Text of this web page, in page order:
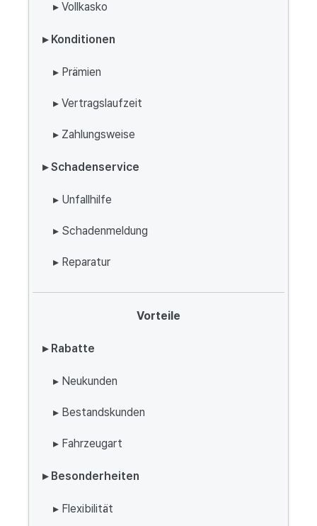
▸ Vollkasko
▸ Konditionen
▸ Prämien
▸ Vertragslaufzeit
▸ Zahlungsweise
▸ Schadenservice
▸ Unfallhilfe
▸ Schadenmeldung
▸ Reparatur
Vorteile
▸ Rabatte
▸ Neukunden
▸ Bestandskunden
▸ Fahrzeugart
▸ Besonderheiten
▸ Flexibilität